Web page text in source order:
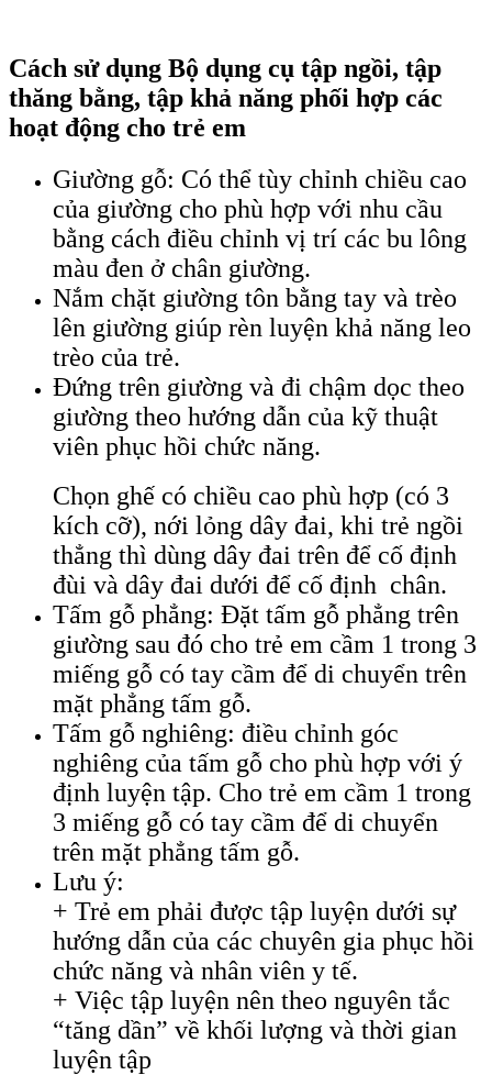
Cách sử dụng Bộ dụng cụ tập ngồi, tập
thăng bằng, tập khả năng phối hợp các
hoạt động cho trẻ em
Giường gỗ: Có thể tùy chỉnh chiều cao
của giường cho phù hợp với nhu cầu
bằng cách điều chỉnh vị trí các bu lông
màu đen ở chân giường.
Nắm chặt giường tôn bằng tay và trèo
lên giường giúp rèn luyện khả năng leo
trèo của trẻ.
Đứng trên giường và đi chậm dọc theo
giường theo hướng dẫn của kỹ thuật
viên phục hồi chức năng.
Chọn ghế có chiều cao phù hợp (có 3
kích cỡ), nới lỏng dây đai, khi trẻ ngồi
thẳng thì dùng dây đai trên để cố định
đùi và dây đai dưới để cố định chân.
Tấm gỗ phẳng: Đặt tấm gỗ phẳng trên
giường sau đó cho trẻ em cầm 1 trong 3
miếng gỗ có tay cầm để di chuyển trên
mặt phẳng tấm gỗ.
Tấm gỗ nghiêng: điều chỉnh góc
nghiêng của tấm gỗ cho phù hợp với ý
định luyện tập. Cho trẻ em cầm 1 trong
3 miếng gỗ có tay cầm để di chuyển
trên mặt phẳng tấm gỗ.
Lưu ý:
+ Trẻ em phải được tập luyện dưới sự
hướng dẫn của các chuyên gia phục hồi
chức năng và nhân viên y tế.
+ Việc tập luyện nên theo nguyên tắc
“tăng dần” về khối lượng và thời gian
luyện tập